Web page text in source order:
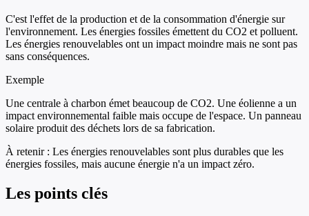
C'est l'effet de la production et de la consommation d'énergie sur
l'environnement. Les énergies fossiles émettent du CO2 et polluent.
Les énergies renouvelables ont un impact moindre mais ne sont pas
sans conséquences.
Exemple
Une centrale à charbon émet beaucoup de CO2. Une éolienne a un
impact environnemental faible mais occupe de l'espace. Un panneau
solaire produit des déchets lors de sa fabrication.
À retenir : Les énergies renouvelables sont plus durables que les
énergies fossiles, mais aucune énergie n'a un impact zéro.
Les points clés